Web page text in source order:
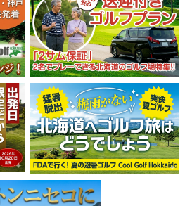
更新）
アル！宿泊だけでも予約可能
城行き満席のお詫びと空席状
のお知らせ◆（11月25日更
フプラン『静岡カントリー3日
（11月22日更新）
「スポニチ杯ｉｎ静岡カント
ずか！（11月21日更新）